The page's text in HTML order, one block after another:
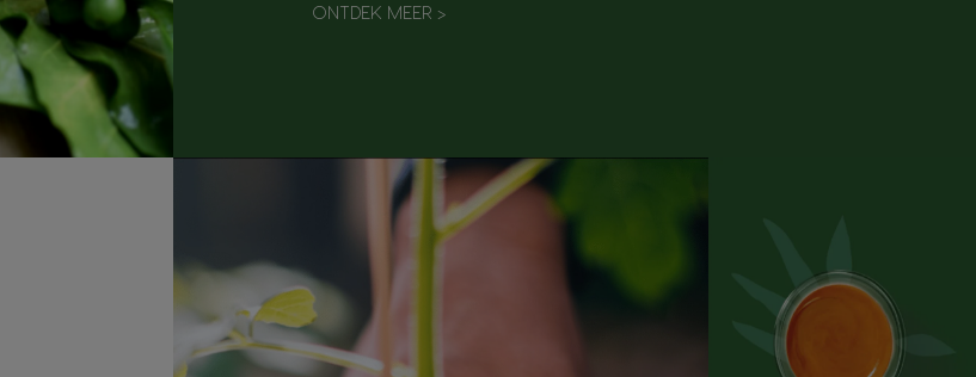
ONTDEK MEER >